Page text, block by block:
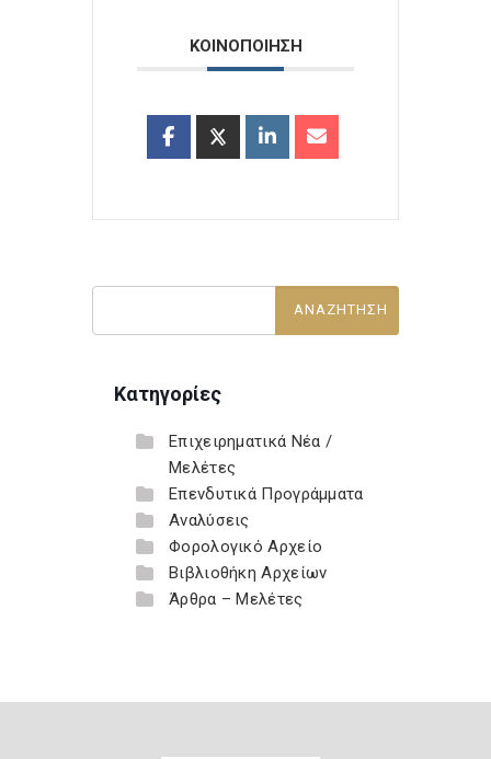
ΚΟΙΝΟΠΟΙΗΣΗ
Κατηγορίες
Επιχειρηματικά Νέα /
Μελέτες
Επενδυτικά Προγράμματα
Αναλύσεις
Φορολογικό Αρχείο
Βιβλιοθήκη Αρχείων
Άρθρα – Μελέτες